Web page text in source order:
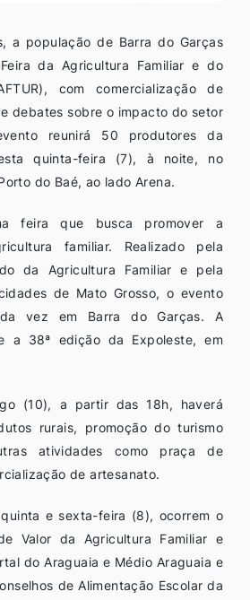
a população de Barra do Garças
da Agricultura Familiar e do
com comercialização de
debates sobre o impacto do setor
reunirá 50 produtores da
quinta-feira (7), à noite, no
do Baé, ao lado Arena.
feira que busca promover a
familiar. Realizado pela
da Agricultura Familiar e pela
de Mato Grosso, o evento
vez em Barra do Garças. A
a 38ª edição da Expoleste, em
(10), a partir das 18h, haverá
rurais, promoção do turismo
atividades como praça de
de artesanato.
e sexta-feira (8), ocorrem o
Valor da Agricultura Familiar e
do Araguaia e Médio Araguaia e
de Alimentação Escolar da